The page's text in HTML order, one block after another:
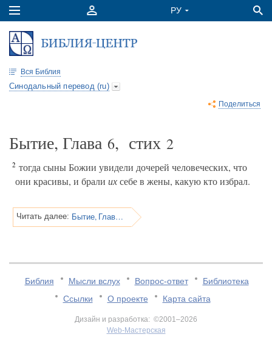
Вся Библия
Синодальный перевод (ru)
Поделиться
Бытие, Глава 6, стих 2
2 тогда сыны Божии увидели дочерей человеческих, что
они красивы, и брали ихсебе в жены, какую кто избрал.
Читать далее: Бытие, Глава 6
Библия Мысли вслух Вопрос-ответ
Библиотека
Ссылки
О проекте Карта сайта
Дизайн и разработка: ©2001–2026
Web-Мастерская